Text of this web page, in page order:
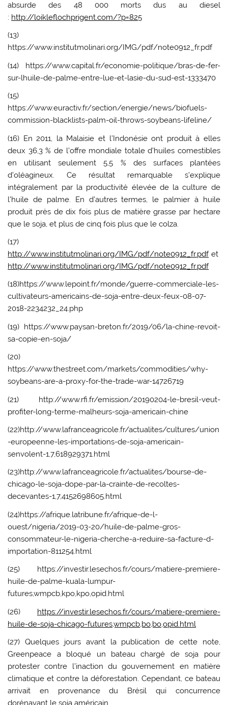
absurde des 48 000 morts dus au diesel
: http://loikleflochprigent.com/?p=825
(13)
https://www.institutmolinari.org/IMG/pdf/note0912_fr.pdf
(14) https://www.capital.fr/economie-politique/bras-de-fer-
sur-lhuile-de-palme-entre-lue-et-lasie-du-sud-est-1333470
(15)
https://www.euractiv.fr/section/energie/news/biofuels-
commission-blacklists-palm-oil-throws-soybeans-lifeline/
(16) En 2011, la Malaisie et l’Indonésie ont produit à elles
deux 36,3 % de l’offre mondiale totale d’huiles comestibles
en utilisant seulement 5,5 % des surfaces plantées
d’oléagineux. Ce résultat remarquable s’explique
intégralement par la productivité élevée de la culture de
l’huile de palme. En d’autres termes, le palmier à huile
produit près de dix fois plus de matière grasse par hectare
que le soja, et plus de cinq fois plus que le colza.
(17)
http://www.institutmolinari.org/IMG/pdf/note0912_fr.pdfet
http://www.institutmolinari.org/IMG/pdf/note0912_fr.pdf
(18)https://www.lepoint.fr/monde/guerre-commerciale-les-
cultivateurs-americains-de-soja-entre-deux-feux-08-07-
2018-2234232_24.php
(19) https://www.paysan-breton.fr/2019/06/la-chine-revoit-
sa-copie-en-soja/
(20)
https://www.thestreet.com/markets/commodities/why-
soybeans-are-a-proxy-for-the-trade-war-14726719
(21) http://www.rfi.fr/emission/20190204-le-bresil-veut-
profiter-long-terme-malheurs-soja-americain-chine
(22)http://www.lafranceagricole.fr/actualites/cultures/union
-europeenne-les-importations-de-soja-americain-
senvolent-1,7,618929371.html
(23)http://www.lafranceagricole.fr/actualites/bourse-de-
chicago-le-soja-dope-par-la-crainte-de-recoltes-
decevantes-1,7,4152698605.html
(24)https://afrique.latribune.fr/afrique-de-l-
ouest/nigeria/2019-03-20/huile-de-palme-gros-
consommateur-le-nigeria-cherche-a-reduire-sa-facture-d-
importation-811254.html
(25) https://investir.lesechos.fr/cours/matiere-premiere-
huile-de-palme-kuala-lumpur-
futures,wmpcb,kpo,kpo,opid.html
(26) https://investir.lesechos.fr/cours/matiere-premiere-
huile-de-soja-chicago-futures,wmpcb,bo,bo,opid.html
(27) Quelques jours avant la publication de cette note,
Greenpeace a bloqué un bateau chargé de soja pour
protester contre l’inaction du gouvernement en matière
climatique et contre la déforestation. Cependant, ce bateau
arrivait en provenance du Brésil qui concurrence
dorénavant le soja américain.